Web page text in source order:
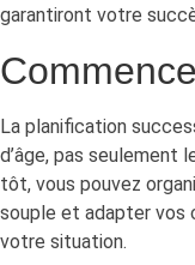
garantiront votre
La planification
d’âge, pas seulement
tôt, vous pouvez
souple et adapter vos
votre situation.